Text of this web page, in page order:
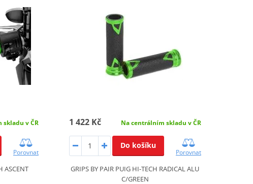
skladu v ČR
Porovnat
ASCENT
1 422 Kč Na centrálním skladu v ČR
Do košíku
Porovnat
GRIPS BY PAIR PUIG HI-TECH RADICAL ALU
C/GREEN